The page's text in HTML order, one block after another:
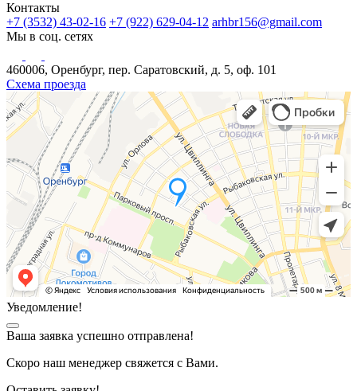
Контакты
+7 (3532) 43-02-16 +7 (922) 629-04-12 arhbr156@gmail.com
Мы в соц. сетях
460006, Оренбург, пер. Саратовский, д. 5, оф. 101
Схема проезда
Уведомление!
Ваша заявка успешно отправлена!
Скоро наш менеджер свяжется с Вами.